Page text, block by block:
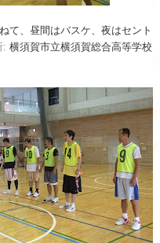
て、昼間はバスケ、夜はセント
: 横須賀市立横須賀総合高等学校